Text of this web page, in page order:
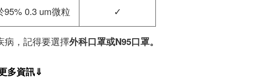
95% 0.3 um微粒 ✓
病，記得要選擇外科口罩或N95口罩。
多資訊⇓